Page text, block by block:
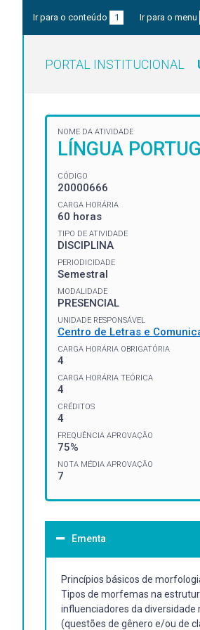
Ir para o conteúdo 1 Ir para o menu
PORTAL INSTITUCIONAL
NOME DA ATIVIDADE
LÍNGUA
CÓDIGO
20000666
CARGA HORÁRIA
60 horas
TIPO DE ATIVIDADE
DISCIPLINA
PERIODICIDADE
Semestral
MODALIDADE
PRESENCIAL
UNIDADE RESPONSÁVEL
Centro de Letras e
CARGA HORÁRIA OBRIGATÓRIA
4
CARGA HORÁRIA TEÓRICA
4
CRÉDITOS
4
FREQUÊNCIA APROVAÇÃO
75%
NOTA MÉDIA APROVAÇÃO
7
Ementa
Princípios básicos de
Tipos de morfemas na
influenciadores da
(questões de gênero e/ou de